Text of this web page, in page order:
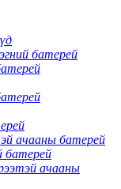
батерей
ачааны батерей
батерей
ачааны